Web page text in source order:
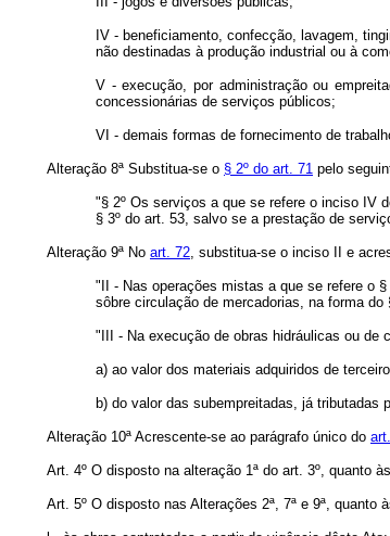
IV - beneficiamento, confecção, lavagem,
não destinadas à produção industrial ou à
V - execução, por administração ou
concessionárias de serviços públicos;
VI - demais formas de fornecimento de
Alteração 8ª Substitua-se o § 2º do art. 71 pelo
"§ 2º Os serviços a que se refere o inciso IV
§ 3º do art. 53, salvo se a prestação de
Alteração 9ª No art. 72, substitua-se o inciso II e
"II - Nas operações mistas a que se refere o
sôbre circulação de mercadorias, na forma do
"III - Na execução de obras hidráulicas ou de
a) ao valor dos materiais adquiridos de
b) do valor das subempreitadas, já tributadas
Alteração 10ª Acrescente-se ao parágrafo único do
Art. 4º O disposto na alteração 1ª do art. 3º, quanto
Art. 5º O disposto nas Alterações 2ª, 7ª e 9ª,